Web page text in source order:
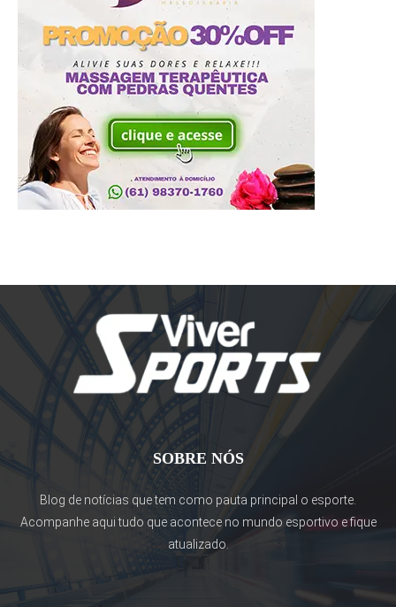
SOBRE NÓS
Blog de notícias que tem como pauta principal o esporte.
Acompanhe aqui tudo que acontece no mundo esportivo e fique
atualizado.